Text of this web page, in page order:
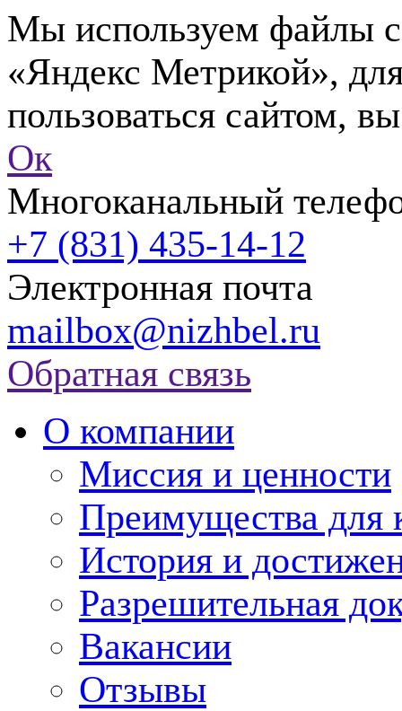
Мы используем файлы
«Яндекс Метрикой»,
пользоваться сайтом,
Ок
Многоканальный
+7 (831) 435-14-12
Электронная почта
mailbox@nizhbel.ru
Обратная связь
О компании
Миссия и ценности
Преимущества для
История и
Разрешительная
Вакансии
Отзывы